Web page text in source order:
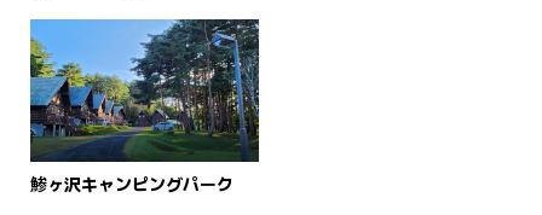
鯵ヶ沢キャンピングパーク